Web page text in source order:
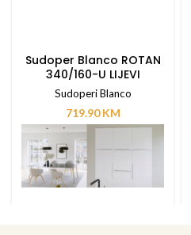
Sudoper Blanco ROTAN
340/160-U LIJEVI
ANTRACIT bez. dalj.
upravlj.
Sudoperi Blanco
719.90KM